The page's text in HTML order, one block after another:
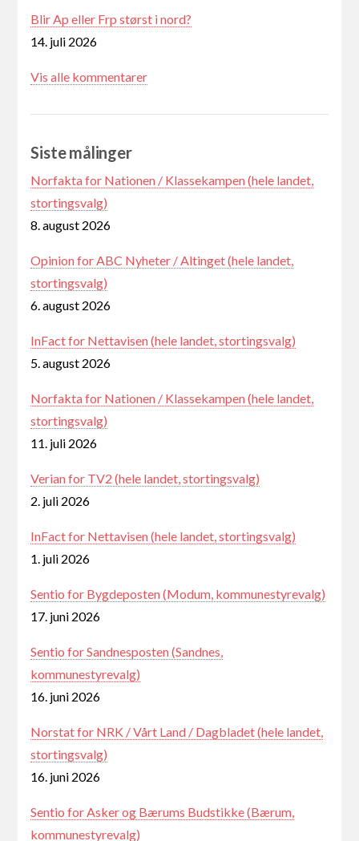
Blir Ap eller Frp størst i nord?
14. juli 2026
Vis alle kommentarer
Siste målinger
Norfakta for Nationen / Klassekampen (hele landet,
stortingsvalg)
8. august 2026
Opinion for ABC Nyheter / Altinget (hele landet,
stortingsvalg)
6. august 2026
InFact for Nettavisen (hele landet, stortingsvalg)
5. august 2026
Norfakta for Nationen / Klassekampen (hele landet,
stortingsvalg)
11. juli 2026
Verian for TV2 (hele landet, stortingsvalg)
2. juli 2026
InFact for Nettavisen (hele landet, stortingsvalg)
1. juli 2026
Sentio for Bygdeposten (Modum, kommunestyrevalg)
17. juni 2026
Sentio for Sandnesposten (Sandnes,
kommunestyrevalg)
16. juni 2026
Norstat for NRK / Vårt Land / Dagbladet (hele landet,
stortingsvalg)
16. juni 2026
Sentio for Asker og Bærums Budstikke (Bærum,
kommunestyrevalg)